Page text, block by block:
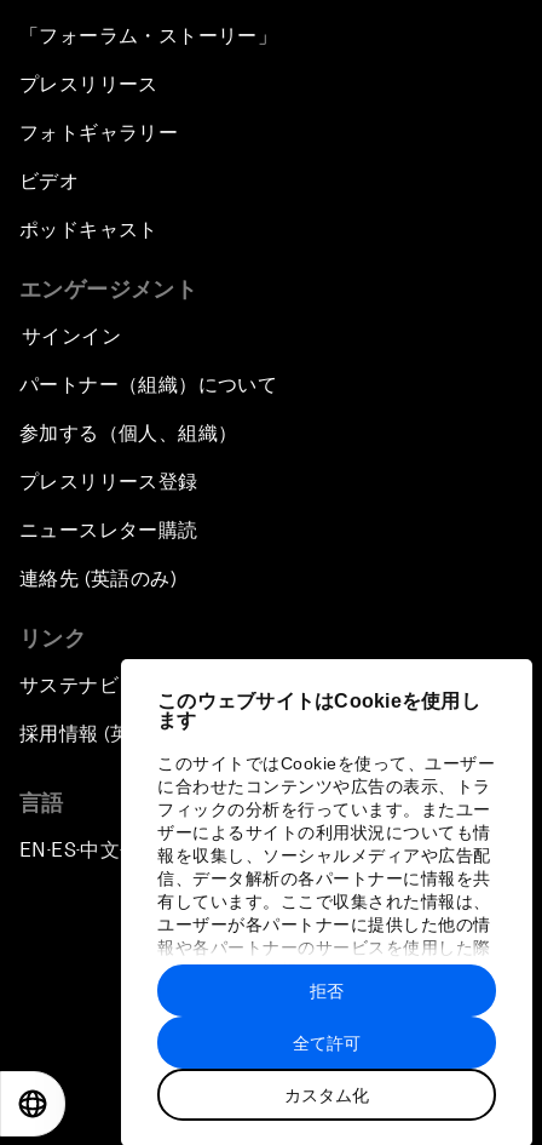
このウェブサイトはCookieを使用し
ます
このサイトではCookieを使って、ユーザー
に合わせたコンテンツや広告の表示、トラ
フィックの分析を行っています。またユー
ザーによるサイトの利用状況についても情
報を収集し、ソーシャルメディアや広告配
信、データ解析の各パートナーに情報を共
有しています。ここで収集された情報は、
ユーザーが各パートナーに提供した他の情
報や各パートナーのサービスを使用した際
に収集された情報と組み合わされ、各パー
トナーによって使用されることがありま
す。
全て許可
カスタム化
拒否
「フォーラム・ストーリー」
プレスリリース
フォトギャラリー
ビデオ
ポッドキャスト
エンゲージメント
サインイン
パートナー（組織）について
参加する（個人、組織）
プレスリリース登録
ニュースレター購読
連絡先 (英語のみ)
リンク
サステナビリティへの取り組み
採用情報 (英語のみ)
言語
EN ▪ES▪中文▪ 日本語
プライバシーポリシーと利用規約
サイトマップ
©
世界経済フォーラム